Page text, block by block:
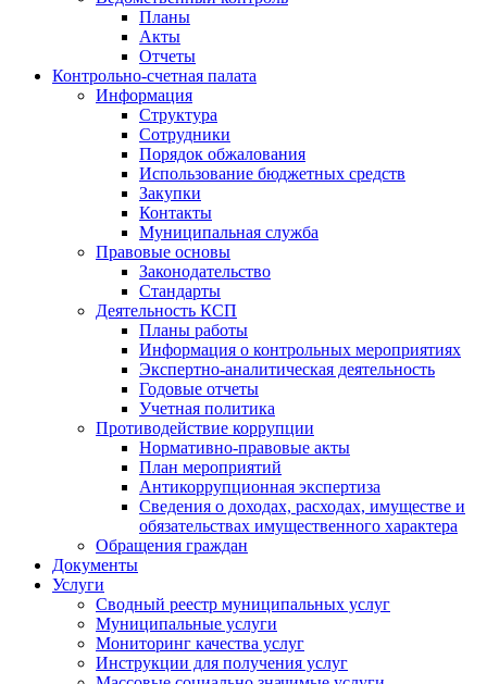
Планы
Акты
Отчеты
Контрольно-счетная палата
Информация
Структура
Сотрудники
Порядок обжалования
Использование бюджетных средств
Закупки
Контакты
Муниципальная служба
Правовые основы
Законодательство
Стандарты
Деятельность КСП
Планы работы
Информация о контрольных мероприятиях
Экспертно-аналитическая деятельность
Годовые отчеты
Учетная политика
Противодействие коррупции
Нормативно-правовые акты
План мероприятий
Антикоррупционная экспертиза
Сведения о доходах, расходах, имуществе и
обязательствах имущественного характера
Обращения граждан
Документы
Услуги
Сводный реестр муниципальных услуг
Муниципальные услуги
Мониторинг качества услуг
Инструкции для получения услуг